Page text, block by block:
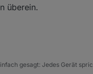
überein.
gesagt: Jedes Gerät